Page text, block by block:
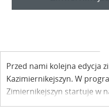
Przed nami kolejna edycja
Kazimiernikejszyn. W
Zimiernikejszyn startuje w
Rezerwujcie czas!